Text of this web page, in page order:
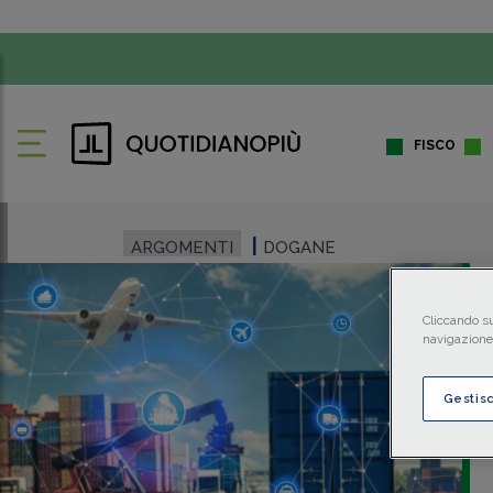
FISCO
ARGOMENTI DOGANE
Cliccando